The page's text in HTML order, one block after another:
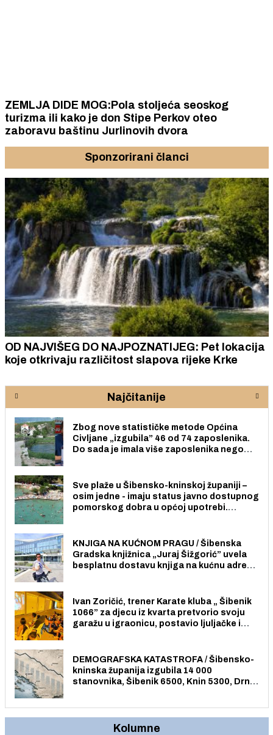
ZEMLJA DIDE MOG:Pola stoljeća seoskog
turizma ili kako je don Stipe Perkov oteo
zaboravu baštinu Jurlinovih dvora
Sponzorirani članci
OD NAJVIŠEG DO NAJPOZNATIJEG: Pet lokacija
koje otkrivaju različitost slapova rijeke Krke
Najčitanije
Zbog nove statističke metode Općina
Civljane „izgubila” 46 od 74 zaposlenika.
Do sada je imala više zaposlenika nego
Sve plaže u Šibensko-kninskoj županiji –
osim jedne - imaju status javno dostupnog
pomorskog dobra u općoj upotrebi.
KNJIGA NA KUĆNOM PRAGU / Šibenska
Gradska knjižnica „Juraj Šižgorić” uvela
besplatnu dostavu knjiga na kućnu adresu
Ivan Zoričić, trener Karate kluba „ Šibenik
1066” za djecu iz kvarta pretvorio svoju
garažu u igraonicu, postavio ljuljačke i
DEMOGRAFSKA KATASTROFA / Šibensko-
kninska županija izgubila 14 000
stanovnika, Šibenik 6500, Knin 5300, Drniš
Kolumne